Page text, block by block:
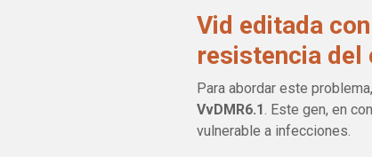
Vid editada
resistencia del
Para abordar este
VvDMR6.1. Este gen, en
vulnerable a infecciones.